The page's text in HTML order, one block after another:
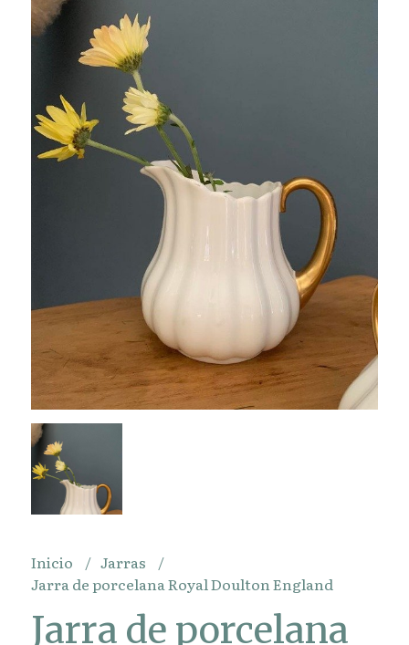
Inicio
Jarras
Jarra de porcelana Royal Doulton England
Jarra de porcelana